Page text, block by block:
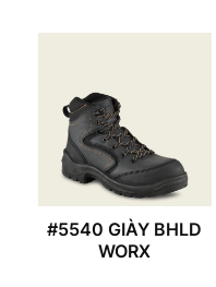
#5540 GIÀY BHLD
WORX